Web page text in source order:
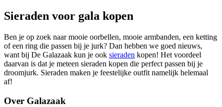
Sieraden voor gala kopen
Ben je op zoek naar mooie oorbellen, mooie armbanden, een ketting
of een ring die passen bij je jurk? Dan hebben we goed nieuws,
want bij De Galazaak kun je ook sieraden kopen! Het voordeel
daarvan is dat je meteen sieraden kopen die perfect passen bij je
droomjurk. Sieraden maken je feestelijke outfit namelijk helemaal
af!
Over Galazaak